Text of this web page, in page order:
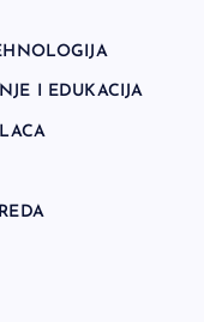
I EDUKACIJA